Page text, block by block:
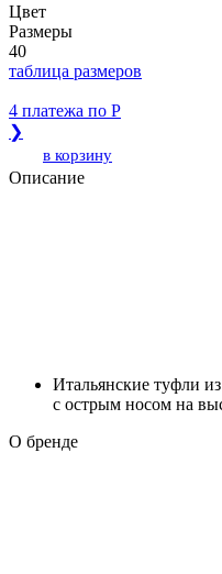
Цвет
Размеры
40
таблица размеров
4 платежа по Р
❯
в корзину
Описание
Итальянские туфли
с острым носом на
О бренде